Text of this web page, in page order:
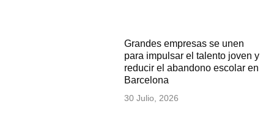
Grandes empresas se unen
para impulsar el talento joven y
reducir el abandono escolar en
Barcelona
30 Julio, 2026